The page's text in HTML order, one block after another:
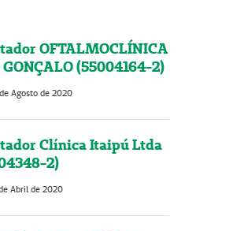
OFTALMOCLÍNICA
GONÇALO (55004164-2)
Agosto de 2020
Clínica Itaipú Ltda
2)
Abril de 2020